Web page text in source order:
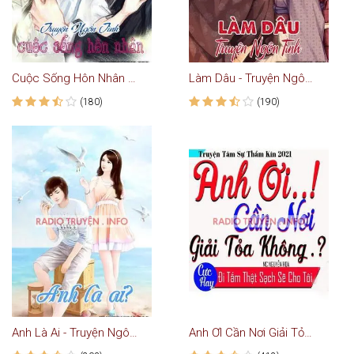
Cuộc Sống Hôn Nhân - Truyện Ngắn
(180)
Làm Dâu - Truyện Ngôn Tình
(190)
Anh Là Ai - Truyện Ngôn Tình Anh ƠI Cần Nơi Giải Tỏa Không